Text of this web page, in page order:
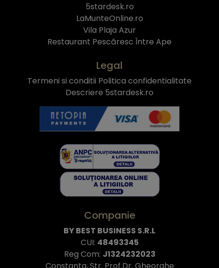
5stardesk.ro
LaMunteOnline.ro
Vila Plaja Azur
Restaurant Pescăresc Între Ape
Legal
Termeni si conditii Politica confidentialitate
Descriere 5stardesk.ro
Companie
BY BEST BUSINESS S.R.L
CUI: 48493345
Reg Com: J1324232023
Constanta, Str. Prof.Dr. Gheorghe